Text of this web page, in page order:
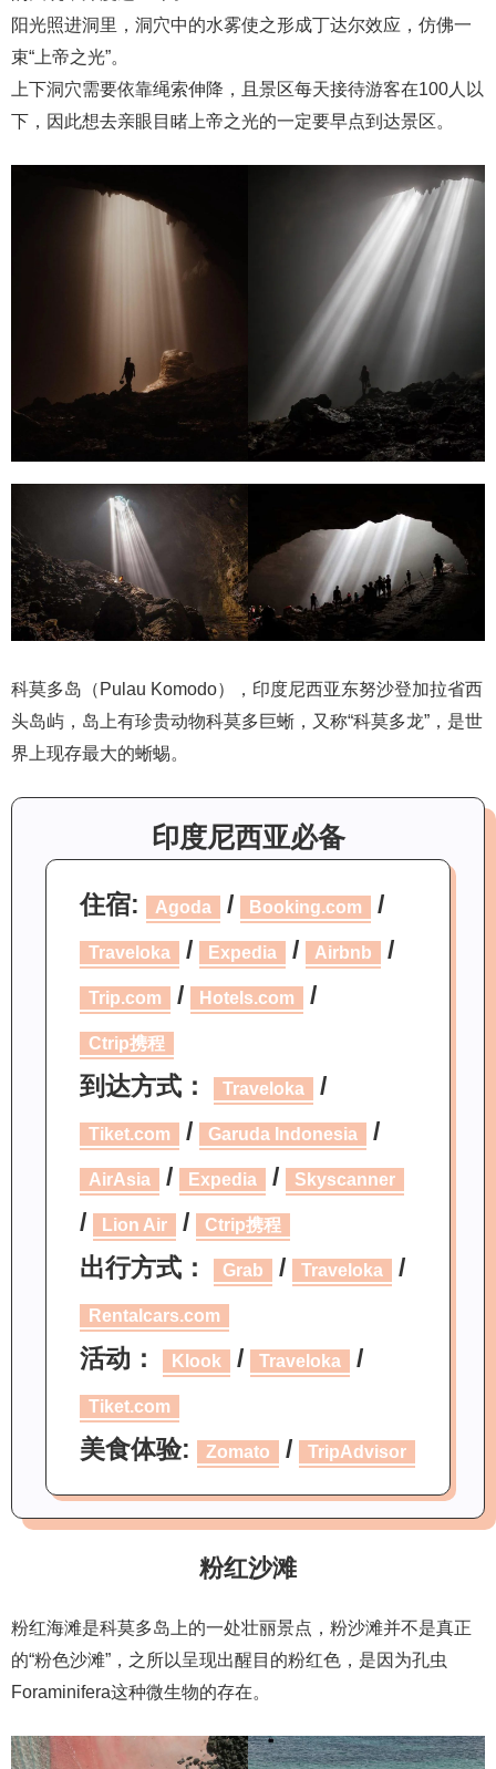
阳光照进洞里，洞穴中的水雾使之形成丁达尔效应，仿佛一
束“上帝之光”。
上下洞穴需要依靠绳索伸降，且景区每天接待游客在100人以
下，因此想去亲眼目睹上帝之光的一定要早点到达景区。
科莫多岛（Pulau Komodo），印度尼西亚东努沙登加拉省西
头岛屿，岛上有珍贵动物科莫多巨蜥，又称“科莫多龙”，是世
界上现存最大的蜥蜴。
印度尼西亚必备
住宿: Agoda / Booking.com /
Traveloka / Expedia / Airbnb /
Trip.com / Hotels.com /
Ctrip携程
到达方式： Traveloka /
Tiket.com / Garuda Indonesia /
AirAsia / Expedia / Skyscanner
/ Lion Air / Ctrip携程
出行方式： Grab / Traveloka /
Rentalcars.com
活动： Klook / Traveloka /
Tiket.com
美食体验: Zomato / TripAdvisor
粉红沙滩
粉红海滩是科莫多岛上的一处壮丽景点，粉沙滩并不是真正
的“粉色沙滩”，之所以呈现出醒目的粉红色，是因为孔虫
Foraminifera这种微生物的存在。